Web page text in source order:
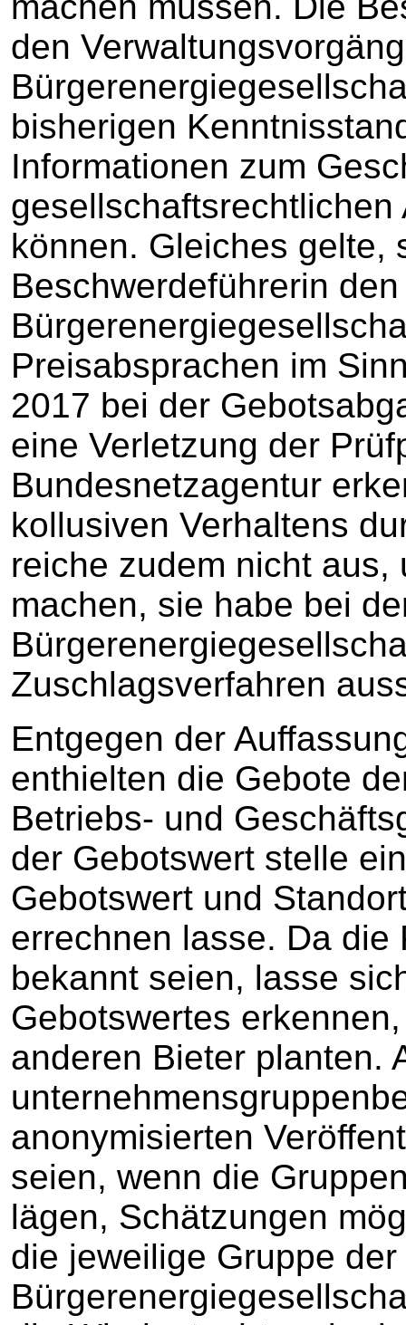
den
bisherigen
Informationen zum
gesellschaftsrechtlichen
können. Gleiches gelte,
Beschwerdeführerin den
Preisabsprachen im
2017 bei der
eine Verletzung der
Bundesnetzagentur
kollusiven Verhaltens
reiche zudem nicht aus,
machen, sie habe bei
Zuschlagsverfahren
Entgegen der
enthielten die Gebote
Betriebs- und
der Gebotswert stelle
Gebotswert und
errechnen lasse. Da die
bekannt seien, lasse
Gebotswertes
anderen Bieter planten.
anonymisierten
seien, wenn die
lägen, Schätzungen
die jeweilige Gruppe der